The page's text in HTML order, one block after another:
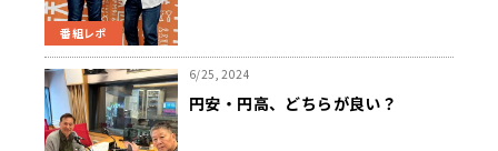
番組レポ
6/25, 2024
円安・円高、どちらが良い？